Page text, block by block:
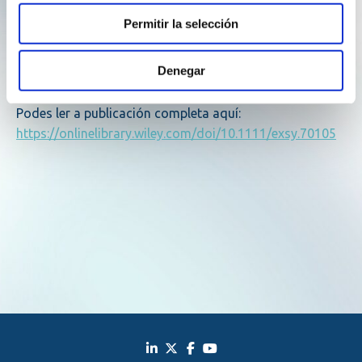
Permitir la selección
Denegar
mellorar a xestión de proxectos nun sector en pleno
Convidamos a todas as persoas interesadas a
profundar na investigación.
Podes ler a publicación completa aquí:
https://onlinelibrary.wiley.com/doi/10.1111/exsy.70105